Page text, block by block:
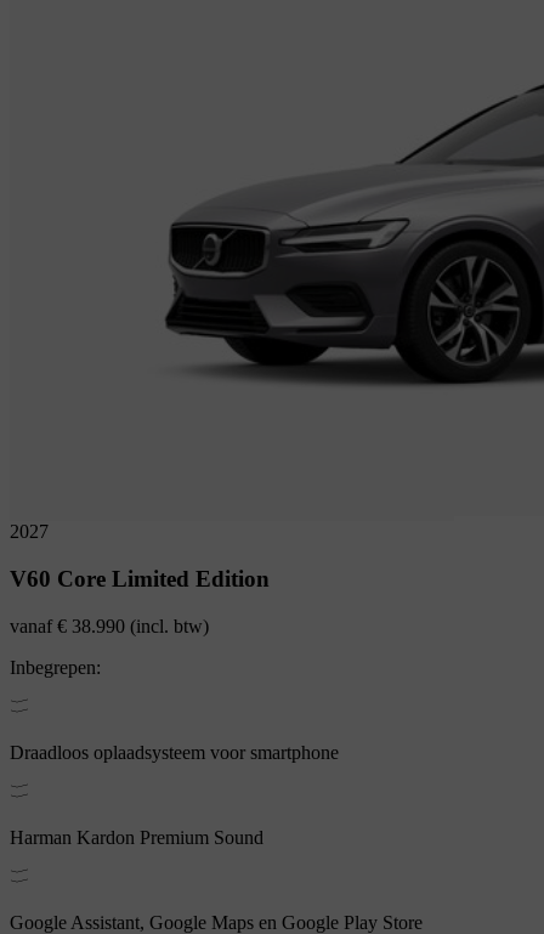
2027
V60 Core Limited Edition
vanaf€ 38.990 (incl. btw)
Inbegrepen:
Draadloos oplaadsysteem voor smartphone
Harman Kardon Premium Sound
Google Assistant, Google Maps en Google Play Store